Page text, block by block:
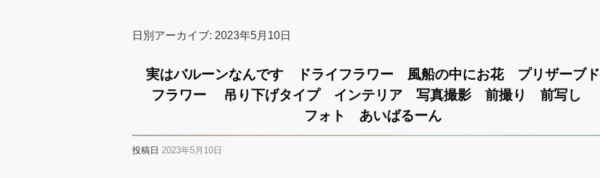
日別アーカイブ: 2023年5月10日
実はバルーンなんです ドライフラワー 風船の中にお花 プリザーブド
フラワー 吊り下げタイプ インテリア 写真撮影 前撮り 前写し
フォト あいばるーん
投稿日 2023年5月10日